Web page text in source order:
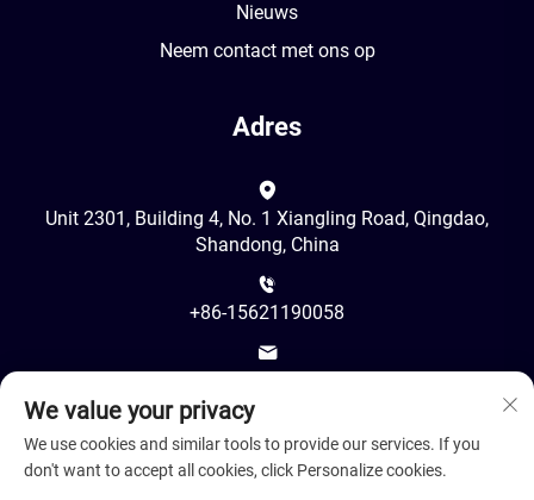
Nieuws
Neem contact met ons op
Adres
Unit 2301, Building 4, No. 1 Xiangling Road, Qingdao,
Shandong, China
+86-15621190058
We value your privacy
We use cookies and similar tools to provide our services. If you
don't want to accept all cookies, click Personalize cookies.